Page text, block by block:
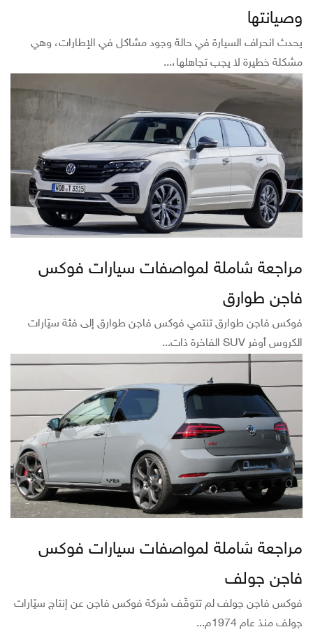
وصيانتها
يحدث انحراف السيارة في حالة وجود مشاكل في الإطارات، وهي
مشكلة خطيرة لا يجب تجاهلها،...
مراجعة شاملة لمواصفات سيارات فوكس
فاجن طوارق
فوكس فاجن طوارق تنتمي فوكس فاجن طوارق إلى فئة سيّارات
الكروس أوفر SUV الفاخرة ذات...
مراجعة شاملة لمواصفات سيارات فوكس
فاجن جولف
فوكس فاجن جولف لم تتوقّف شركة فوكس فاجن عن إنتاج سيّارات
جولف منذ عام 1974م...